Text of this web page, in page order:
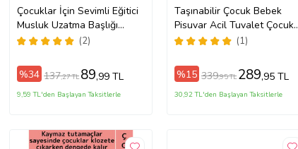
Çocuklar İçin Sevimli Eğitici
Musluk Uzatma Başlığı
Yaprak Mavi Sap
(2)
%34 137,27 TL 89,99 TL
9,59 TL'den Başlayan Taksitlerle
Taşınabilir Çocuk Bebek
Pisuvar Acil Tuvalet Çocuk
Lazımlık İşeme Şişesi İdrar
(1)
%15 339,95 TL 289,95 TL
30,92 TL'den Başlayan Taksitlerle